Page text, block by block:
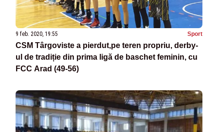
9 feb. 2020, 19:55 Sport
CSM Târgoviste a pierdut,pe teren propriu, derby-
ul de tradiție din prima ligă de baschet feminin, cu
FCC Arad (49-56)